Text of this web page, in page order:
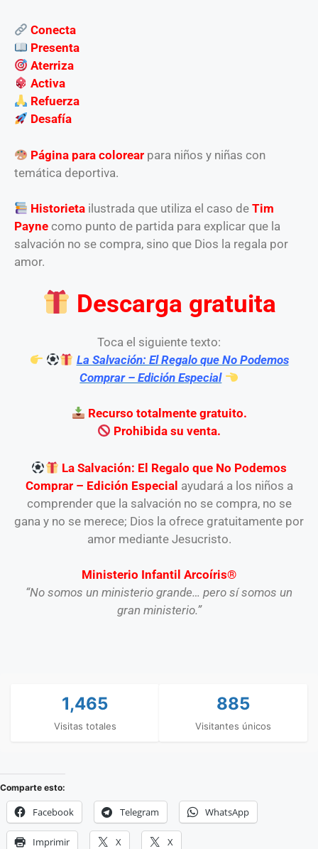
Conecta
Presenta
Aterriza
Activa
Refuerza
Desafía
Página para colorear para niños y niñas con
temática deportiva.
Historieta ilustrada que utiliza el caso deTim
Payne como punto de partida para explicar que la
salvación no se compra, sino que Dios la regala por
amor.
Descarga gratuita
Toca el siguiente texto:
La Salvación: El Regalo que No Podemos
Comprar – Edición Especial
Recurso totalmente gratuito.
Prohibida su venta.
La Salvación: El Regalo que No Podemos
Comprar – Edición Especial ayudará a los niños a
comprender que la salvación no se compra, no se
gana y no se merece; Dios la ofrece gratuitamente por
amor mediante Jesucristo.
Ministerio Infantil Arcoíris®
“No somos un ministerio grande… pero sí somos un
gran ministerio.”
1,465
Visitas totales
885
Visitantes únicos
Comparte esto:
Facebook Telegram WhatsApp
Imprimir X X